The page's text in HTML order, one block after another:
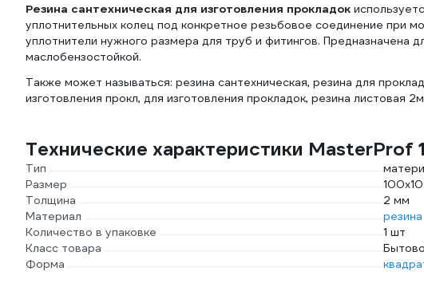
Резина сантехническая для изготовления прокладок
уплотнительных колец под конкретное резьбовое соединение при
уплотнители нужного размера для труб и фитингов. Предназначена
маслобензостойкой.
Также может называться: резина сантехническая, резина для
изготовления прокл, для изготовления прокладок, резина листовая
Технические характеристики
Тип
Размер
Толщина
2 мм
Материал
резина
Количество в упаковке
1 шт
Класс товара
Форма